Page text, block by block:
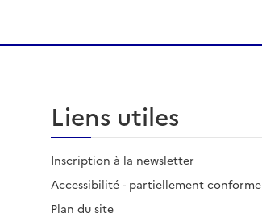
Liens utiles
Inscription à la newsletter
Accessibilité - partiellement conforme
Plan du site